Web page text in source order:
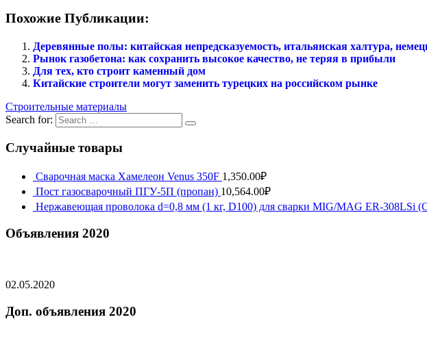
Похожие Публикации:
Деревянные полы: китайская непредсказуемость, итальянская халтура,
Рынок газобетона: как сохранить высокое качество, не теряя в прибыли
Для тех, кто строит каменный дом
Китайские строители могут заменить турецких на российском рынке
Строительные материалы
Search for:
Случайные товары
Сварочная маска Хамелеон Venus 350F 1,350.00₽
Пост газосварочный ПГУ-5П (пропан) 10,564.00₽
Нержавеющая проволока d=0,8 мм (1 кг, D100) для сварки MIG/MAG ER-308LSi
Объявления 2020
02.05.2020
Доп. объявления 2020